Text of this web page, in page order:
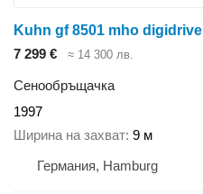
Kuhn gf 8501 mho digidrive
7 299 €
≈ 14 300 лв.
Сенообръщачка
1997
Ширина на захват 9 м
Германия, Hamburg